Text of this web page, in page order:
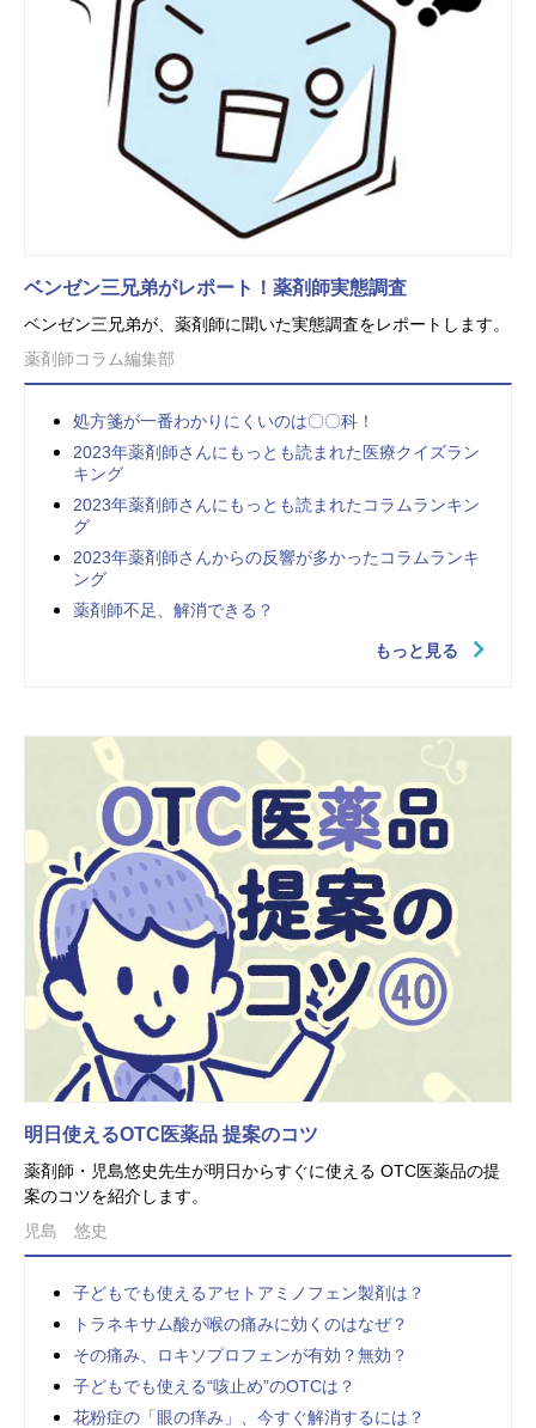
ベンゼン三兄弟がレポート！薬剤師実態調査
ベンゼン三兄弟が、薬剤師に聞いた実態調査をレポートします。
薬剤師コラム編集部
処方箋が一番わかりにくいのは〇〇科！
2023年薬剤師さんにもっとも読まれた医療クイズラン
キング
2023年薬剤師さんにもっとも読まれたコラムランキン
グ
2023年薬剤師さんからの反響が多かったコラムランキ
ング
薬剤師不足、解消できる？
もっと見る
明日使えるOTC医薬品 提案のコツ
薬剤師・児島悠史先生が明日からすぐに使える OTC医薬品の提
案のコツを紹介します。
児島 悠史
子どもでも使えるアセトアミノフェン製剤は？
トラネキサム酸が喉の痛みに効くのはなぜ？
その痛み、ロキソプロフェンが有効？無効？
子どもでも使える“咳止め”のOTCは？
花粉症の「眼の痒み」、今すぐ解消するには？